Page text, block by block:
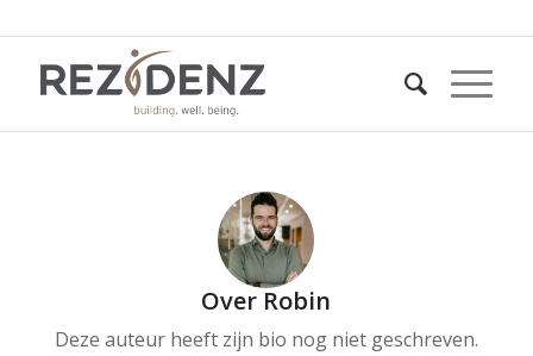
Over Robin
Deze auteur heeft zijn bio nog niet geschreven.